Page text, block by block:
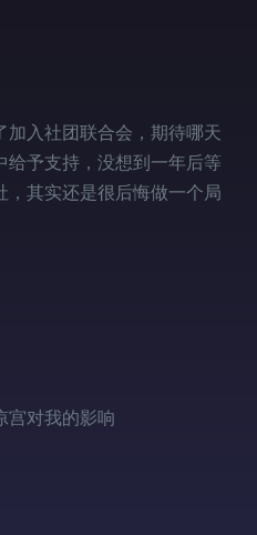
加入社团联合会，期待哪天
予支持，没想到一年后等
其实还是很后悔做一个局
宫对我的影响